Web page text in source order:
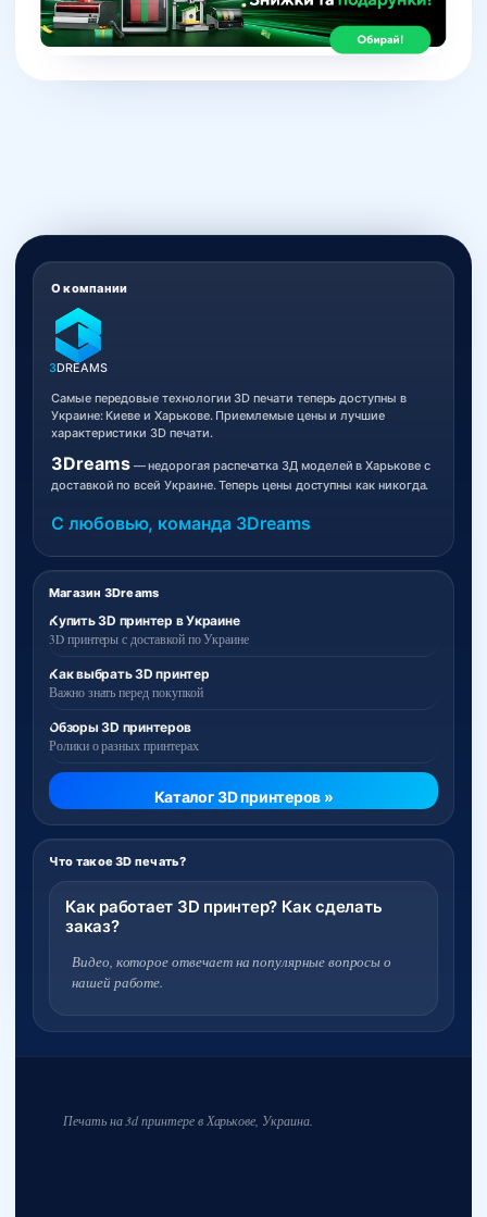
Магазин 3Dreams
Купить 3D принтер в Украине
3D принтеры с доставкой по Украине
Как выбрать 3D принтер
Важно знать перед покупкой
Обзоры 3D принтеров
Ролики о разных принтерах
Каталог 3D принтеров »
Что такое 3D печать?
Как работает 3D принтер? Как сделать
заказ?
Видео, которое отвечает на популярные вопросы о
нашей работе.
О компании
3DREAMS
Самые передовые технологии 3D печати теперь доступны в
Украине: Киеве и Харькове. Приемлемые цены и лучшие
характеристики 3D печати.
3Dreams— недорогая распечатка 3Д моделей в Харькове с
доставкой по всей Украине. Теперь цены доступны как никогда.
С любовью, команда 3Dreams
Печать на 3d принтере в Харькове, Украина.